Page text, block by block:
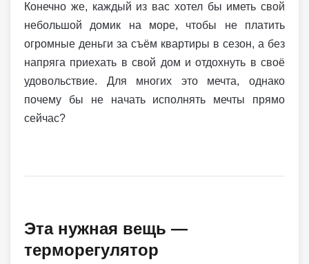
Конечно же, каждый из вас хотел бы иметь свой
небольшой домик на море, чтобы не платить
огромные деньги за съём квартиры в сезон, а без
напряга приехать в свой дом и отдохнуть в своё
удовольствие. Для многих это мечта, однако
почему бы не начать исполнять мечты прямо
сейчас?
Эта нужная вещь —
терморегулятор